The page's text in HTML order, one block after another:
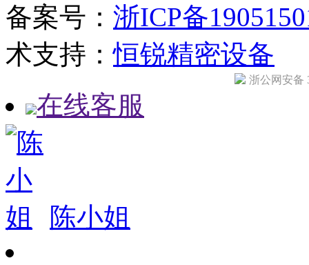
备案号： 浙ICP备
术支持：恒锐精密设备
浙公网安备
在线客服
陈小姐